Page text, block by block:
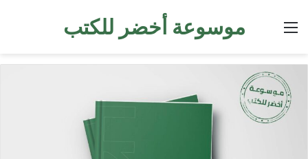
موسوعة أخضر للكتب القائمة